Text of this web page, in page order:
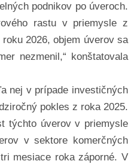
podnikov po úveroch.
rastu v priemysle z
2026, objem úverov sa
nezmenil,“ konštatovala
nej v prípade investičných
pokles z roka 2025.
týchto úverov v priemysle
v sektore komerčných
mesiace roka záporné. V